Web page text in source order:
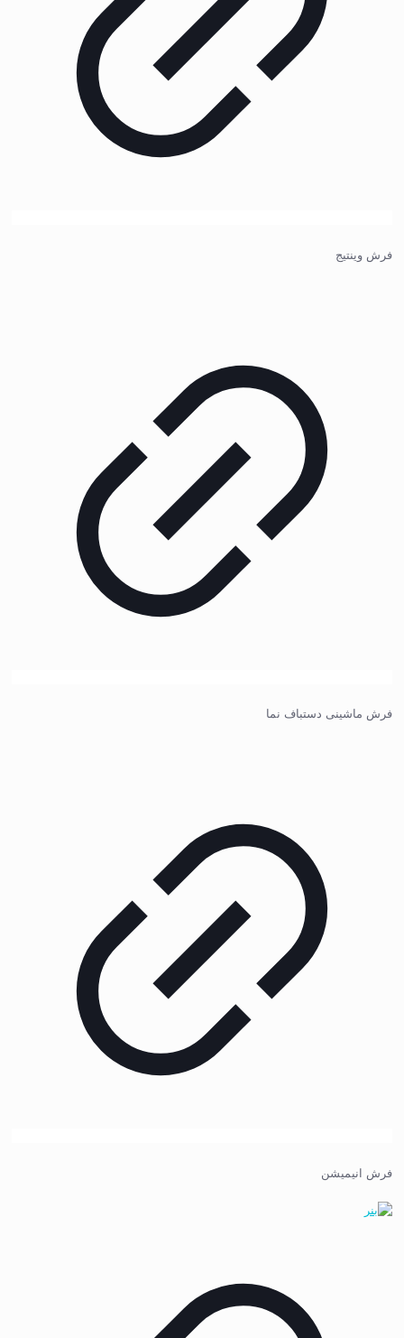
فرش وینتیج
فرش ماشینی دستباف نما
فرش انیمیشن